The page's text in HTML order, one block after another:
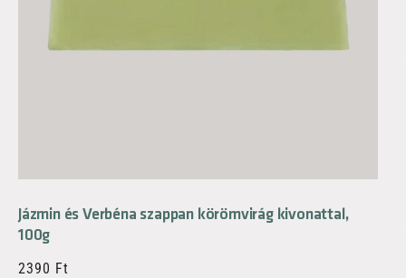
Jázmin és Verbéna szappan körömvirág kivonattal,
100g
2390 Ft